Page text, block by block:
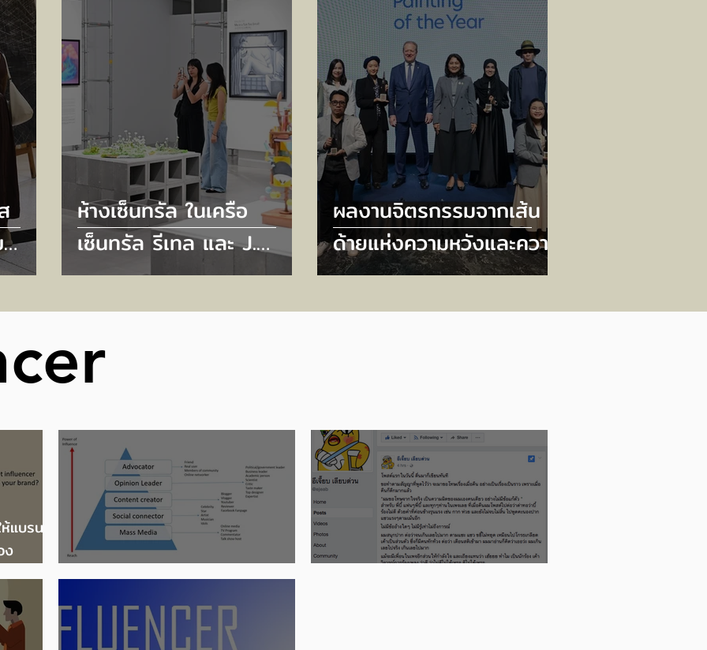
าร
ห่ง
ห้างเซ็นทรัล ในเครือ
เซ็นทรัล รีเทล และ J.
FRONT RETAILING จัด
งานประกาศผลรอบชิงชนะ
AWARD 2025’
ผลงานจิตรกรรมจากเส้น
ด้ายแห่งความหวังและความ
กลมเกลียว ดุอาอ์ (วิงวอน
ขอพร) คว้ารางวัล UOB
บรนด์
ง
การเลือก KOL